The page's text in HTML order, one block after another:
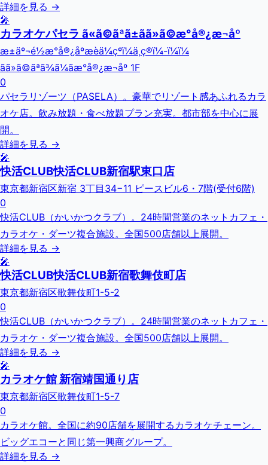
詳細を見る →
🎤
カラオケパセラ ã«ã©ãªã±ãã»ã©æ°å®¿æ¬åº
æ±äº¬é½æ°å®¿åºæ­èä¼çºï¼ä¸ç®ï¼-ï¼ï¼
ãã»ã©ãªã¾ã¼ãæ°å®¿æ¬åº 1F
0
パセラリゾーツ（PASELA）。豪華でリゾート感あふれるカラ
オケ店。飲み放題・食べ放題プラン充実。都市部を中心に展
開。
詳細を見る →
🎤
快活CLUB快活CLUB新宿駅東口店
東京都新宿区新宿 3丁目34−11 ピースビル6・7階(受付6階)
0
快活CLUB（かいかつクラブ）。24時間営業のネットカフェ・
カラオケ・ダーツ複合施設。全国500店舗以上展開。
詳細を見る →
🎤
快活CLUB快活CLUB新宿歌舞伎町店
東京都新宿区歌舞伎町1-5-2
0
快活CLUB（かいかつクラブ）。24時間営業のネットカフェ・
カラオケ・ダーツ複合施設。全国500店舗以上展開。
詳細を見る →
🎤
カラオケ館 新宿靖国通り店
東京都新宿区歌舞伎町1-5-7
0
カラオケ館。全国に約90店舗を展開するカラオケチェーン。
ビッグエコーと同じ第一興商グループ。
詳細を見る →